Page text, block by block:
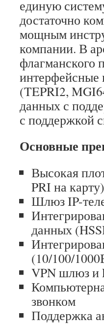
единую
достаточно
мощным
компании. В
флагманского
интерфейсные
(TEPRI2,
данных с
с поддержкой
Основные
Высокая
PRI на карту)
Шлюз IP-
данных
(10/100/
VPN шлюз и
звонком
Поддержка